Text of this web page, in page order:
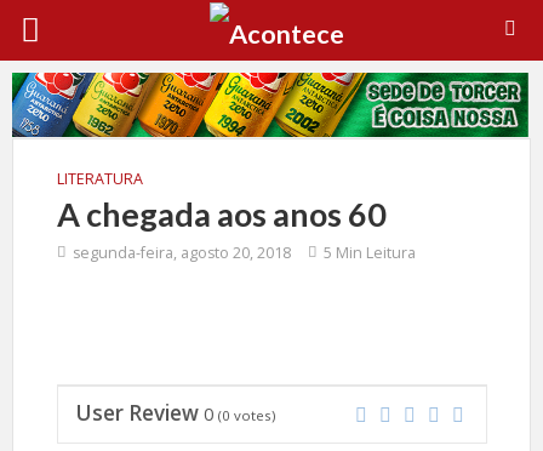
LITERATURA
A chegada aos anos 60
segunda-feira, agosto 20, 2018 5 Min Leitura
User Review 0 (0 votes)